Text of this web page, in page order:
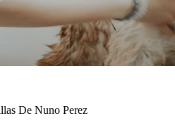
De Nuno Perez